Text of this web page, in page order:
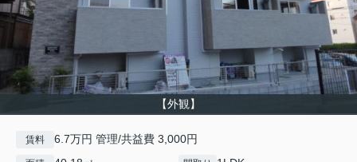
【外観】
賃料 6.7万円 管理/共益費 3,000円